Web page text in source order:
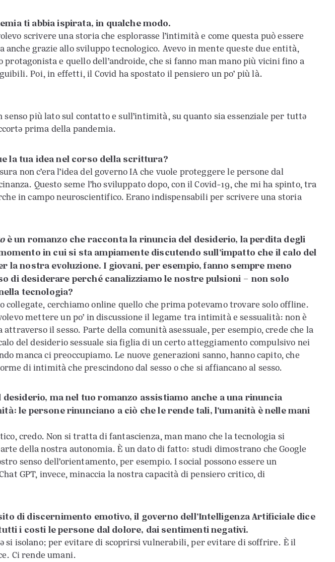
ti abbia ispirata, in qualche modo.
scrivere una storia che esplorasse l’intimità e come questa può essere
grazie allo sviluppo tecnologico. Avevo in mente queste due entità,
e quello dell’androide, che si fanno man mano più vicini fino a
Poi, in effetti, il Covid ha spostato il pensiero un po’ più là.
più lato sul contatto e sull’intimità, su quanto sia essenziale per tuttə
prima della pandemia.
la tua idea nel corso della scrittura?
non c’era l’idea del governo IA che vuole proteggere le persone dal
Questo seme l’ho sviluppato dopo, con il Covid-19, che mi ha spinto, tra
in campo neuroscientifico. Erano indispensabili per scrivere una storia
è un romanzo che racconta la rinuncia del desiderio, la perdita degli
in cui si sta ampiamente discutendo sull’impatto che il calo del
la nostra evoluzione. I giovani, per esempio, fanno sempre meno
di desiderare perché canalizziamo le nostre pulsioni – non solo
tecnologia?
collegate, cerchiamo online quello che prima potevamo trovare solo offline.
mettere un po’ in discussione il legame tra intimità e sessualità: non è
attraverso il sesso. Parte della comunità asessuale, per esempio, crede che la
del desiderio sessuale sia figlia di un certo atteggiamento compulsivo nei
manca ci preoccupiamo. Le nuove generazioni sanno, hanno capito, che
di intimità che prescindono dal sesso o che si affiancano al sesso.
ma nel tuo romanzo assistiamo anche a una rinuncia
le persone rinunciano a ciò che le rende tali, l’umanità è nelle mani
credo. Non si tratta di fantascienza, man mano che la tecnologia si
della nostra autonomia. È un dato di fatto: studi dimostrano che Google
senso dell’orientamento, per esempio. I social possono essere un
GPT, invece, minaccia la nostra capacità di pensiero critico, di
di discernimento emotivo, il governo dell’Intelligenza Artificiale dice
i costi le persone dal dolore, dai sentimenti negativi.
si isolano; per evitare di scoprirsi vulnerabili, per evitare di soffrire. È il
Ci rende umani.